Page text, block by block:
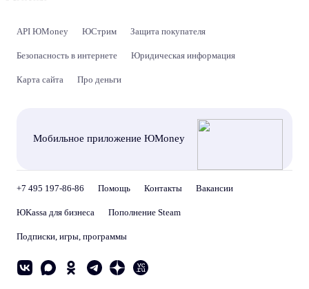
API ЮMoney ЮСтрим Защита покупателя
Безопасность в интернете Юридическая информация
Карта сайта Про деньги
Мобильное приложение ЮMoney
+7 495 197-86-86 Помощь Контакты Вакансии
ЮKassa для бизнеса Пополнение Steam
Подписки, игры, программы